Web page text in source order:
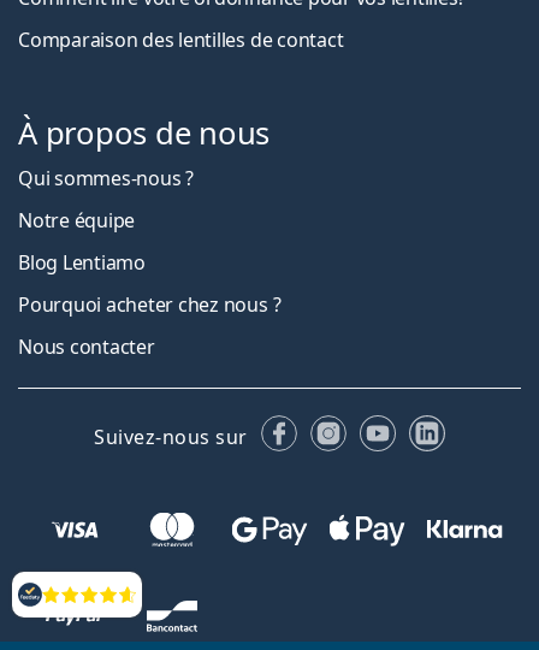
Évaluation
Comparaison des lentilles de contact
À propos de nous
Qui sommes-nous ?
Notre équipe
Blog Lentiamo
Pourquoi acheter chez nous ?
Nous contacter
Suivez-nous sur FacebookInstagram
YouTubeLinkedIn